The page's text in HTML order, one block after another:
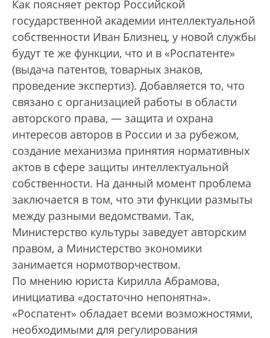
Как поясняет ректор Российской
государственной академии интеллектуальной
собственности Иван Близнец, у новой службы
будут те же функции, что и в «Роспатенте»
(выдача патентов, товарных знаков,
проведение экспертиз). Добавляется то, что
связано с организацией работы в области
авторского права, — защита и охрана
интересов авторов в России и за рубежом,
создание механизма принятия нормативных
актов в сфере защиты интеллектуальной
собственности. На данный момент проблема
заключается в том, что эти функции размыты
между разными ведомствами. Так,
Министерство культуры заведует авторским
правом, а Министерство экономики
занимается нормотворчеством.
По мнению юриста Кирилла Абрамова,
инициатива «достаточно непонятна».
«Роспатент» обладает всеми возможностями,
необходимыми для регулирования